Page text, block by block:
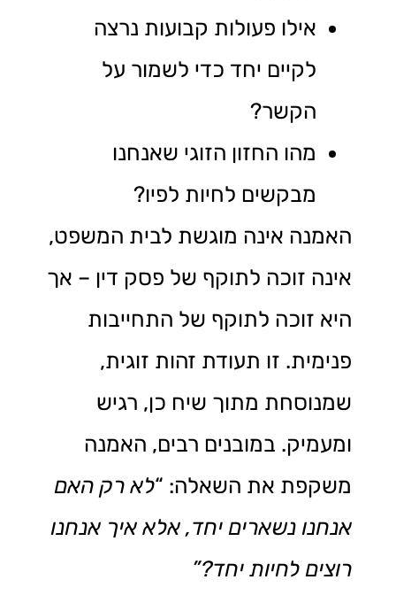
אילו פעולות קבועות נרצה
לקיים יחד כדי לשמור על
הקשר?
מהו החזון הזוגי שאנחנו
מבקשים לחיות לפיו?
האמנה אינה מוגשת לבית המשפט,
אינה זוכה לתוקף של פסק דין – אך
היא זוכה לתוקף של התחייבות
פנימית. זו תעודת זהות זוגית,
שמנוסחת מתוך שיח כן, רגיש
ומעמיק. במובנים רבים, האמנה
משקפת את השאלה: “לא רק האם
אנחנו נשארים יחד, אלא איך אנחנו
רוצים לחיות יחד?”